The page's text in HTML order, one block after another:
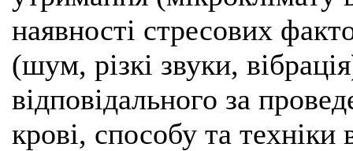
наявності стресових
(шум, різкі звуки,
відповідального за
крові, способу та техніки